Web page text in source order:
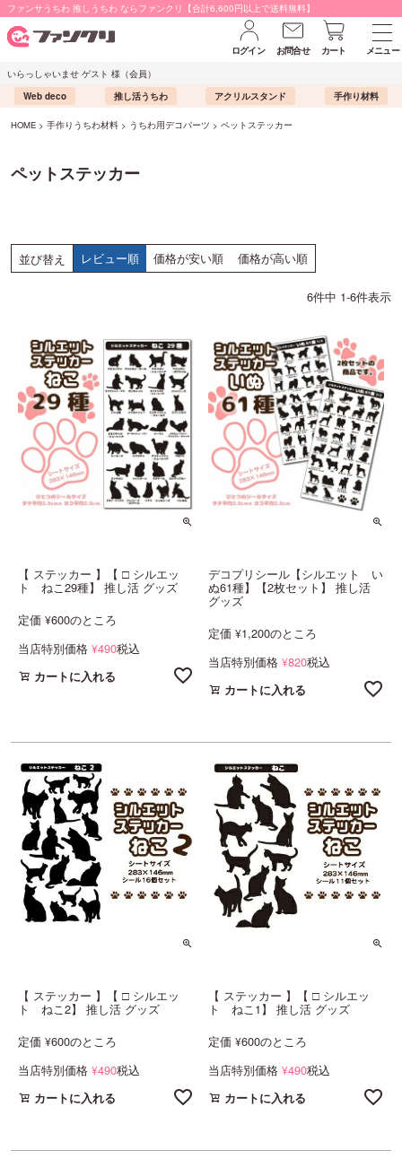
ファンサうちわ 推しうちわ ならファンクリ【合計6,600円以上で送料無料】
ログイン お問合せ カート
メニュー
いらっしゃいませ ゲスト 様（会員）
Web deco
推し活うちわ アクリルスタンド 手作り材料
HOME 手作りうちわ材料 うちわ用デコパーツ ペットステッカー
ペットステッカー
並び替え レビュー順 価格が安い順 価格が高い順
6件中 1-6件表示
【 ステッカー 】【 □ シルエッ
ト ねこ29種】 推し活 グッズ
定価 ¥600のところ
当店特別価格 ¥490税込
カートに入れる
デコプリシール【シルエット い
ぬ61種】【2枚セット】 推し活
グッズ
定価 ¥1,200のところ
当店特別価格 ¥820税込
カートに入れる
【 ステッカー 】【 □ シルエッ
ト ねこ2】 推し活 グッズ
定価 ¥600のところ
当店特別価格 ¥490税込
カートに入れる
【 ステッカー 】【 □ シルエッ
ト ねこ1】 推し活 グッズ
定価 ¥600のところ
当店特別価格 ¥490税込
カートに入れる